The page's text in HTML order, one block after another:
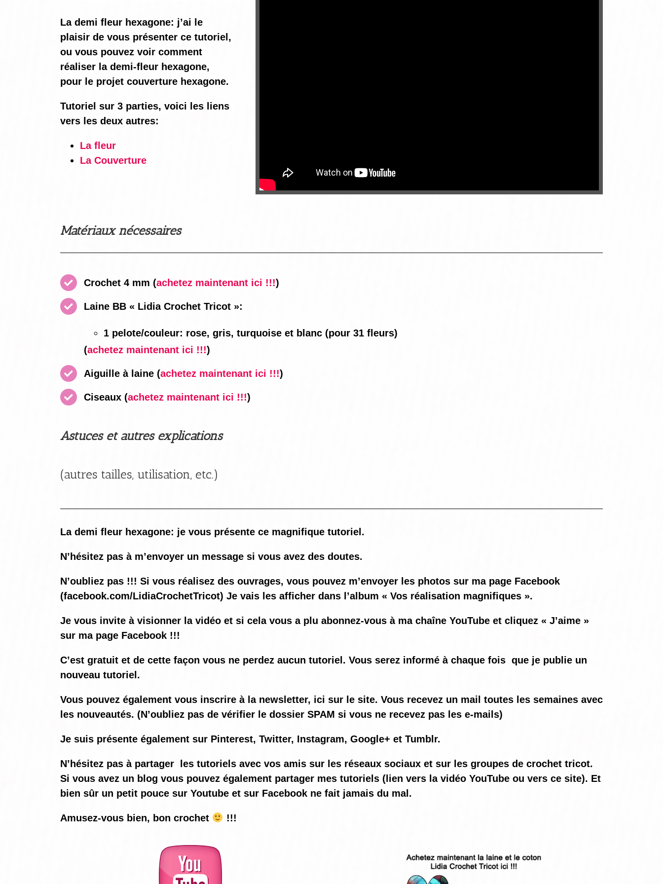
La demi fleur hexagone: j’ai le
plaisir de vous présenter ce tutoriel,
ou vous pouvez voir comment
réaliser la demi-fleur hexagone,
pour le projet couverture hexagone.
Tutoriel sur 3 parties, voici les liens
vers les deux autres:
La fleur
La Couverture
Matériaux nécessaires
Crochet 4 mm (achetez maintenant ici !!!)
Laine BB « Lidia Crochet Tricot »:
1 pelote/couleur: rose, gris, turquoise et blanc (pour 31 fleurs)
(achetez maintenant ici !!!)
Aiguille à laine (achetez maintenant ici !!!)
Ciseaux (achetez maintenant ici !!!)
Astuces et autres explications
(autres tailles, utilisation, etc.)
La demi fleur hexagone: je vous présente ce magnifique tutoriel.
N’hésitez pas à m’envoyer un message si vous avez des doutes.
N’oubliez pas !!! Si vous réalisez des ouvrages, vous pouvez m’envoyer les photos sur ma page Facebook
(facebook.com/LidiaCrochetTricot) Je vais les afficher dans l’album « Vos réalisation magnifiques ».
Je vous invite à visionner la vidéo et si cela vous a plu abonnez-vous à ma chaîne YouTube et cliquez « J’aime »
sur ma page Facebook !!!
C’est gratuit et de cette façon vous ne perdez aucun tutoriel. Vous serez informé à chaque fois que je publie un
nouveau tutoriel.
Vous pouvez également vous inscrire à la newsletter, ici sur le site. Vous recevez un mail toutes les semaines avec
les nouveautés. (N’oubliez pas de vérifier le dossier SPAM si vous ne recevez pas les e-mails)
Je suis présente également sur Pinterest, Twitter, Instagram, Google+ et Tumblr.
N’hésitez pas à partager les tutoriels avec vos amis sur les réseaux sociaux et sur les groupes de crochet tricot.
Si vous avez un blog vous pouvez également partager mes tutoriels (lien vers la vidéo YouTube ou vers ce site). Et
bien sûr un petit pouce sur Youtube et sur Facebook ne fait jamais du mal.
Amusez-vous bien, bon crochet !!!